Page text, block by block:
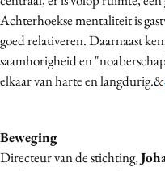
Achterhoekse mentaliteit is
goed relativeren. Daarnaast
saamhorigheid en
elkaar van harte en langdurig.&
Beweging
Directeur van de stichting,